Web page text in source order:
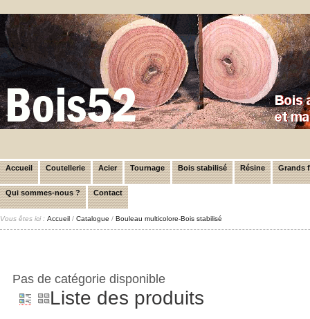
Accueil Coutellerie Acier Tournage Bois stabilisé Résine Grands
Qui sommes-nous ? Contact
Vous êtes ici : Accueil / Catalogue / Bouleau multicolore-Bois stabilisé
Pas de catégorie disponible
Liste des produits